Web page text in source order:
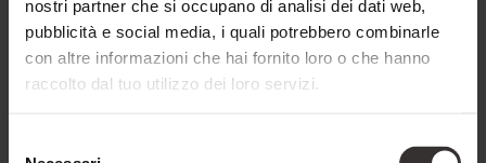
nostri partner che si occupano di analisi dei dati web,
pubblicità e social media, i quali potrebbero combinarle
con altre informazioni che hai fornito loro o che hanno
raccolto dal tuo utilizzo dei loro servizi.